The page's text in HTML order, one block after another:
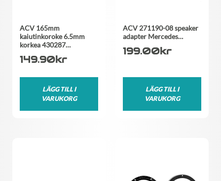
ACV 165mm
kaiutinkoroke 6.5mm
korkea 430287…
149.90kr
LÄGG TILL I
VARUKORG
ACV 271190-08 speaker
adapter Mercedes…
199.00kr
LÄGG TILL I
VARUKORG